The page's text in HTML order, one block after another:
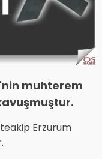
muhterem
Erzurum